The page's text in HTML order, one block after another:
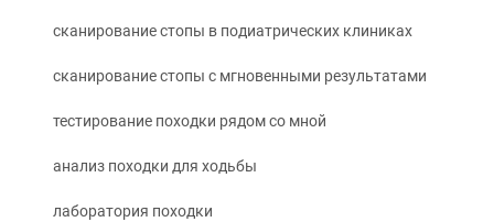
сканирование стопы в подиатрических клиниках
сканирование стопы с мгновенными результатами
тестирование походки рядом со мной
анализ походки для ходьбы
лаборатория походки